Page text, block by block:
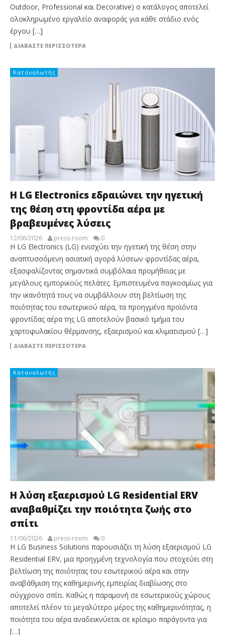
Outdoor, Professional και Decorative) ο κατάλογος αποτελεί
ολοκληρωμένο εργαλείο αναφοράς για κάθε στάδιο ενός
έργου […]
ΔΙΑΒΆΣΤΕ ΠΕΡΙΣΣΌΤΕΡΑ
Καταναλωτής
Η LG Electronics εδραιώνει την ηγετική
της θέση στη φροντίδα αέρα με
βραβευμένες λύσεις
12/06/2026 press-room 0
Η LG Electronics (LG) ενισχύει την ηγετική της θέση στην
αναπτυσσόμενη ασιατική αγορά λύσεων φροντίδας αέρα,
εξασφαλίζοντας σημαντικά συμβόλαια προμήθειας με
μεγάλους εμπορικούς πελάτες. Εμπιστευμένα παγκοσμίως για
την ικανότητά τους να συμβάλλουν στη βελτίωση της
ποιότητας του εσωτερικού αέρα, τα προηγμένα προϊόντα
φροντίδας αέρα της LG αποτελούν βασικό τμήμα του
χαρτοφυλακίου θέρμανσης, εξαερισμού και κλιματισμού […]
ΔΙΑΒΆΣΤΕ ΠΕΡΙΣΣΌΤΕΡΑ
Καταναλωτής
Η λύση εξαερισμού LG Residential ERV
αναβαθμίζει την ποιότητα ζωής στο
σπίτι
11/06/2026 press-room 0
Η LG Business Solutions παρουσιάζει τη λύση εξαερισμού LG
Residential ERV, μια προηγμένη τεχνολογία που στοχεύει στη
βελτίωση της ποιότητας του εσωτερικού αέρα και στην
αναβάθμιση της καθημερινής εμπειρίας διαβίωσης στο
σύγχρονο σπίτι. Καθώς η παραμονή σε εσωτερικούς χώρους
αποτελεί πλέον το μεγαλύτερο μέρος της καθημερινότητας, η
ποιότητα του αέρα αναδεικνύεται σε κρίσιμο παράγοντα για
[…]